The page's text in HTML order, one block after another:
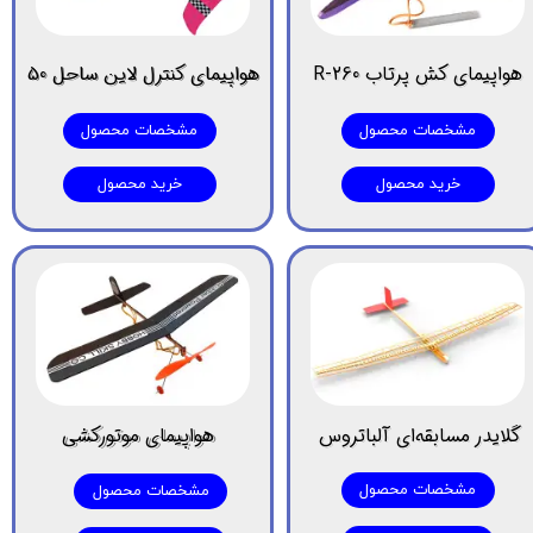
مشخصات محصول
هواپیمای کنترل لاین ساحل 50
خرید محصول
مشخصات محصول
هواپیمای کش پرتاب R-260
خرید محصول
مشخصات محصول
هواپیمای موتورکشی
مشخصات محصول
گلایدر مسابقه‌ای آلباتروس